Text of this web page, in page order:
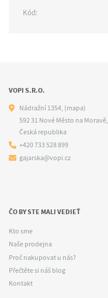
Kód:
VOPI S.R.O.
Nádražní 1354, (mapa)
592 31 Nové Město na Moravě,
Česká republika
+420 733 528 899
gajarska@vopi.cz
ČO BY STE MALI VEDIEŤ
Kto sme
Naše prodejna
Proč nakupovat u nás?
Přečtěte si náš blog
Kontakt